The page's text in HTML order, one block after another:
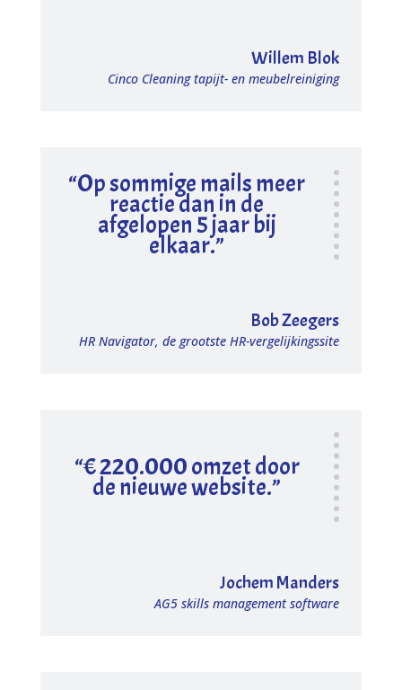
Willem Blok
Cinco Cleaning tapijt- en meubelreiniging
“Op sommige mails meer
reactie dan in de
afgelopen 5 jaar bij
elkaar.”
Bob Zeegers
HR Navigator, de grootste HR-vergelijkingssite
“€ 220.000 omzet door
de nieuwe website.”
Jochem Manders
AG5 skills management software